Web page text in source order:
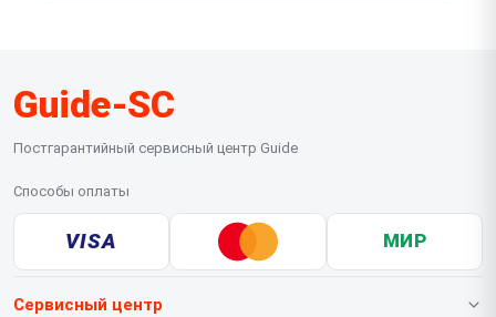
Guide-SC
Постгарантийный сервисный центр Guide
Способы оплаты
VISA МИР
Сервисный центр